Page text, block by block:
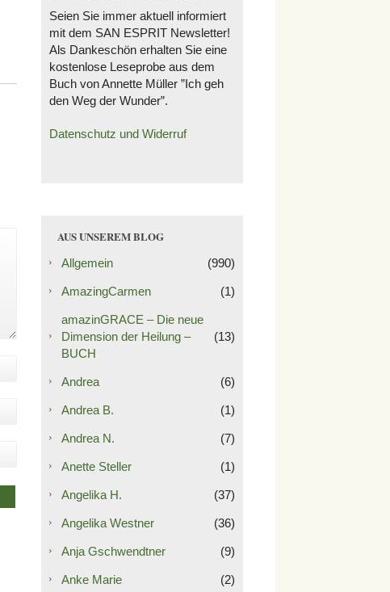
Seien Sie immer aktuell informiert
mit dem SAN ESPRIT Newsletter!
Als Dankeschön erhalten Sie eine
kostenlose Leseprobe aus dem
Buch von Annette Müller ”Ich geh
den Weg der Wunder”.
Datenschutz und Widerruf
AUS UNSEREM BLOG
Allgemein (990)
AmazingCarmen (1)
amazinGRACE – Die neue
Dimension der Heilung –
BUCH
(13)
Andrea (6)
Andrea B. (1)
Andrea N. (7)
Anette Steller (1)
Angelika H. (37)
Angelika Westner (36)
Anja Gschwendtner (9)
Anke Marie (2)